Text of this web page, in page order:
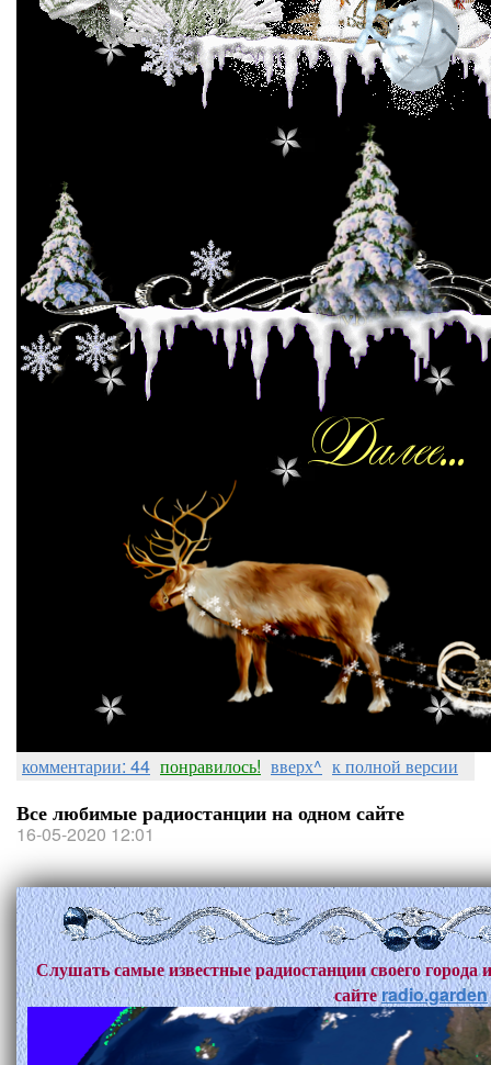
комментарии: 44 понравилось! вверх^ к полной версии
Все любимые радиостанции на одном сайте
16-05-2020 12:01
Слушать самые известные радиостанции своего города
сайтеradio.garden